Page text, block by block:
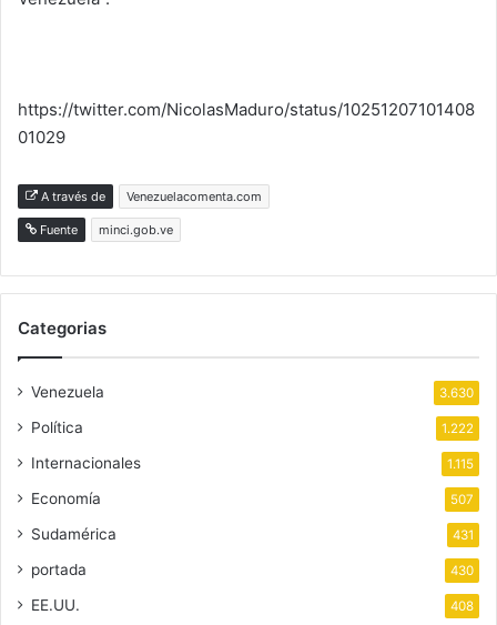
https://twitter.com/NicolasMaduro/status/10251207101408
01029
A través de Venezuelacomenta.com
Fuente minci.gob.ve
Categorias
Venezuela 3.630
Política 1.222
Internacionales 1.115
Economía 507
Sudamérica 431
portada 430
EE.UU. 408